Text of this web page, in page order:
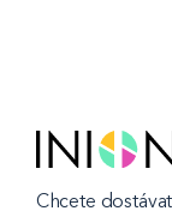
Chcete